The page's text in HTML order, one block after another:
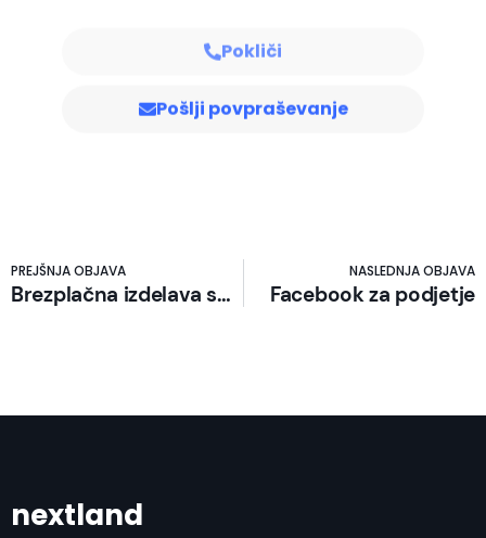
Pokliči
Pošlji povpraševanje
PREJŠNJA OBJAVA
Brezplačna izdelava spletne strani – zmagovalec nagradne igre
NASLEDNJA OBJAVA
Facebook za podjetje
nextland